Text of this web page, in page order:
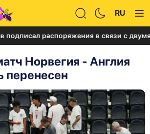
RU
распоряжения в связи с двумя
Норвегия - Англия
перенесен